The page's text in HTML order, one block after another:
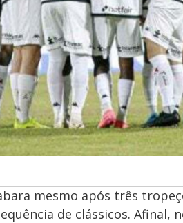
mesmo após três
de clássicos. Afinal,